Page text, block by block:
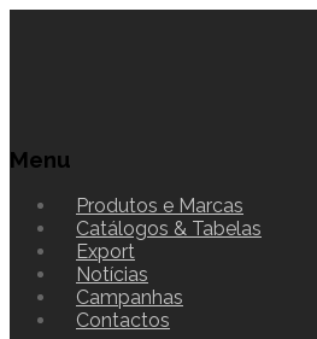
Menu
Produtos e Marcas
Catálogos & Tabelas
Export
Notícias
Campanhas
Contactos